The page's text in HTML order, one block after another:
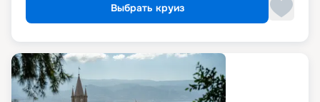
Выбрать круиз